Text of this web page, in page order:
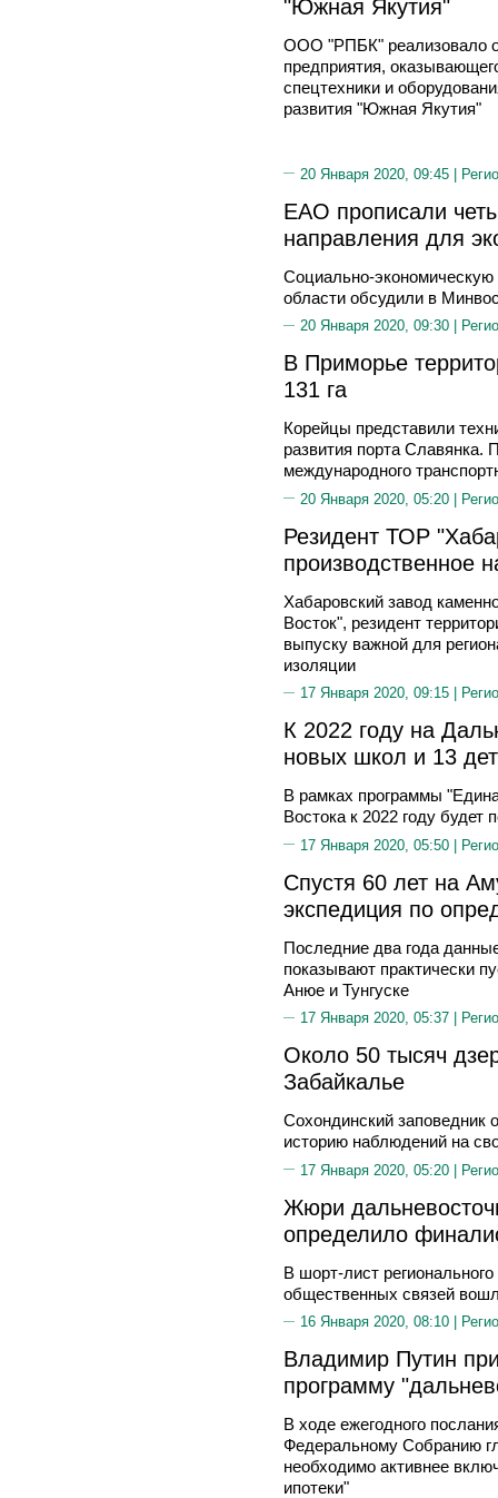
"Южная Якутия"
ООО "РПБК" реализовало
предприятия,
спецтехники и
развития "Южная Якутия"
20 Января 2020, 09:45 |
ЕАО прописали
направления для
Социально-
области обсудили в
20 Января 2020, 09:30 |
В Приморье
131 га
Корейцы представили
развития порта Славянка.
международного
20 Января 2020, 05:20 |
Резидент ТОР
производственное
Хабаровский завод
Восток", резидент
выпуску важной для
изоляции
17 Января 2020, 09:15 |
К 2022 году на
новых школ и 13
В рамках программы
Востока к 2022 году будет
17 Января 2020, 05:50 |
Спустя 60 лет на
экспедиция по
Последние два года
показывают практически
Анюе и Тунгуске
17 Января 2020, 05:37 |
Около 50 тысяч
Забайкалье
Сохондинский заповедник
историю наблюдений на
17 Января 2020, 05:20 |
Жюри
определило
В шорт-лист
общественных связей
16 Января 2020, 08:10 |
Владимир Путин
программу
В ходе ежегодного
Федеральному Собранию
необходимо активнее
ипотеки"